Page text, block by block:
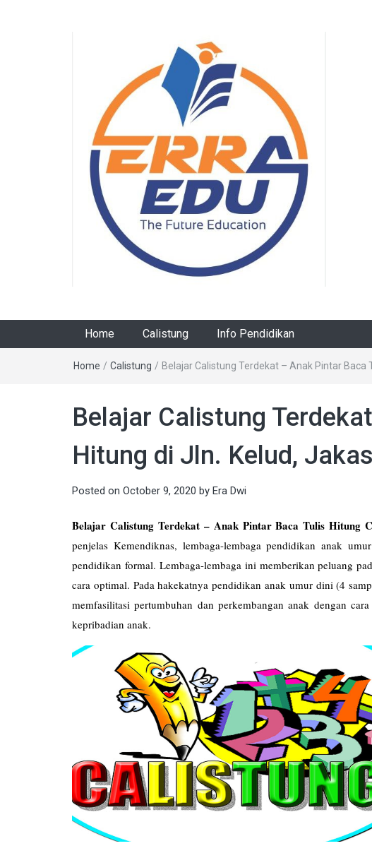
Home Calistung Info Pendidikan
Home / Calistung / Belajar Calistung Terdekat – Anak Pintar Baca
Belajar Calistung
Hitung di Jln. Kelud,
Posted on October 9, 2020 by Era Dwi
Belajar Calistung Terdekat – Anak Pintar Baca Tulis Hitung
penjelas Kemendiknas, lembaga-lembaga pendidikan anak
pendidikan formal. Lembaga-lembaga ini memberikan peluang
cara optimal. Pada hakekatnya pendidikan anak umur dini (4
memfasilitasi pertumbuhan dan perkembangan anak dengan
kepribadian anak.